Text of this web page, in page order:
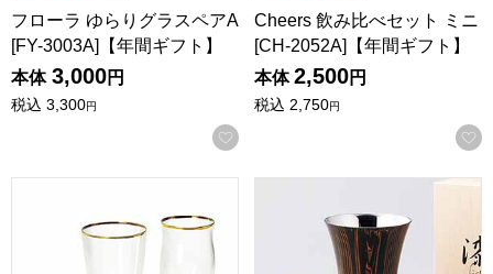
フローラ ゆらりグラスペアA
[FY-3003A]【年間ギフト】
本体 3,000円
税込 3,300円
お気に入りに登録する
Cheers 飲み比べセット ミニ
[CH-2052A]【年間ギフト】
本体 2,500円
税込 2,750円
Cheers 飲み比べペアグラス [CH-3003A]【年間ギフト】
漆磨シリーズ 和然檀 ビアカ